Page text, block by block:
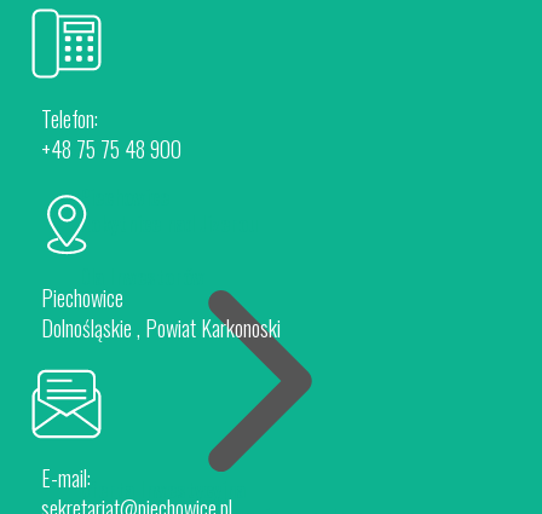
Piechowice
Rokytnice nad Jizerou
Oferta Inwestycyjna
Telefon:
+48 75 75 48 900
Piechowice
Dolnośląskie , Powiat Karkonoski
E-mail: